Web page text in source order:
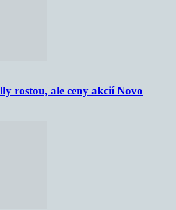
rostou, ale ceny akcií Novo